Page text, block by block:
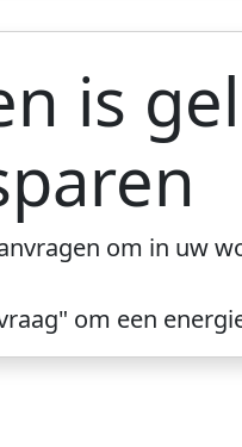
is
om in uw
om een